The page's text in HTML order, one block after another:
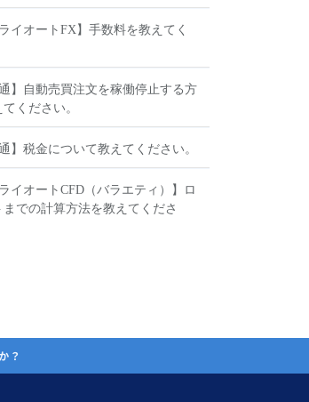
イオートFX】手数料を教えてく
】自動売買注文を稼働停止する方
ください。
】税金について教えてください。
イオートCFD（バラエティ）】ロ
までの計算方法を教えてくださ
？